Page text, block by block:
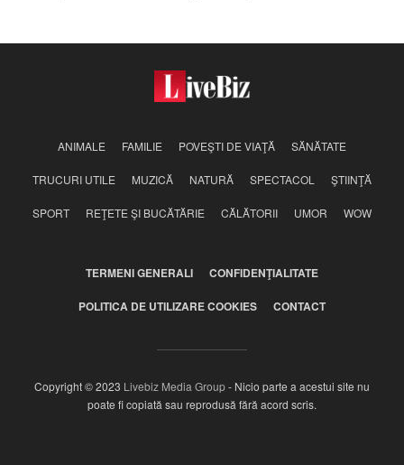
ANIMALE FAMILIE POVEŞTI DE VIAŢĂ SĂNĂTATE
TRUCURI UTILE MUZICĂ NATURĂ SPECTACOL ŞTIINŢĂ
SPORT REŢETE ŞI BUCĂTĂRIE CĂLĂTORII UMOR WOW
TERMENI GENERALI CONFIDENŢIALITATE
POLITICA DE UTILIZARE COOKIES CONTACT
Copyright © 2023 Livebiz Media Group- Nicio parte a acestui site nu
poate fi copiată sau reprodusă fără acord scris.